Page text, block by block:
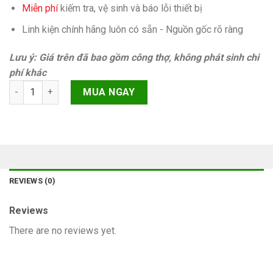
Miễn phíkiếm tra, vệ sinh và báo lỗi thiết bị
Linh kiện chính hãng luôn có sẵn - Nguồn gốc rõ ràng
Lưu ý: Giá trên đã bao gồm công thợ, không phát sinh chi
phí khác
Mất sóng iPhone 12 Pro Chính hãng quantity
MUA NGAY
REVIEWS (0)
Reviews
There are no reviews yet.